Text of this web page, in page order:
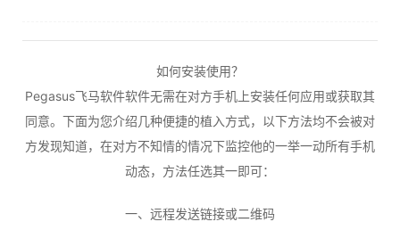
如何安装使用？
Pegasus飞马软件软件无需在对方手机上安装任何应用或获取其
同意。下面为您介绍几种便捷的植入方式，以下方法均不会被对
方发现知道，在对方不知情的情况下监控他的一举一动所有手机
动态，方法任选其一即可：
一、远程发送链接或二维码